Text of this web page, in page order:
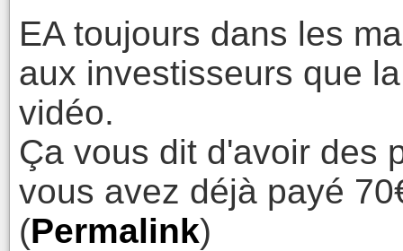
EA toujours dans les
aux investisseurs que
vidéo.
Ça vous dit d'avoir des
vous avez déjà payé
(Permalink)